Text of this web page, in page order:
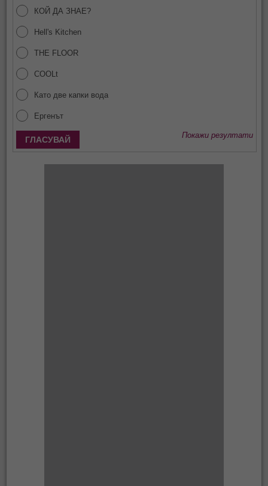
КОЙ ДА ЗНАЕ?
Hell's Kitchen
THE FLOOR
COOLt
Като две капки вода
Ергенът
Покажи резултати